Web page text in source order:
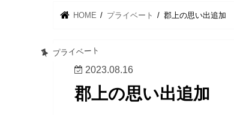
HOME プライベート 郡上の思い出追加
プライベート
2023.08.16
郡上の思い出追加